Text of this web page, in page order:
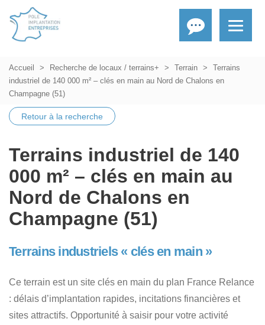
Accueil Recherche de locaux / terrains+ Terrain
Terrains
industriel de 140 000 m² – clés en main au Nord de Chalons en
Champagne (51)
Retour à la recherche
Terrains industriel de 140
000 m² – clés en main au
Nord de Chalons en
Champagne (51)
Terrains industriels « clés en main »
Ce terrain est un site clés en main du plan France Relance
: délais d’implantation rapides, incitations financières et
sites attractifs. Opportunité à saisir pour votre activité